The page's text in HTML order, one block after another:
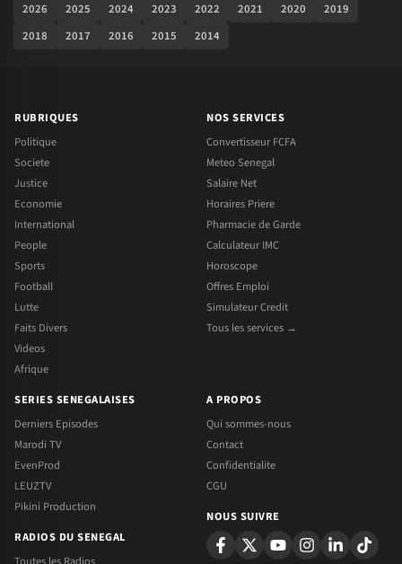
2026 2025 2024 2023 2022 2021 2020
2019
2018
2017 2016 2015 2014
RUBRIQUES
Politique
Societe
Justice
Economie
International
People
Sports
Football
Lutte
Faits Divers
Videos
Afrique
NOS SERVICES
Convertisseur FCFA
Meteo Senegal
Salaire Net
Horaires Priere
Pharmacie de Garde
Calculateur IMC
Horoscope
Offres Emploi
Simulateur Credit
Tous les services →
SERIES SENEGALAISES
Derniers Episodes
Marodi TV
EvenProd
LEUZTV
Pikini Production
RADIOS DU SENEGAL
A PROPOS
Qui sommes-nous
Contact
Confidentialite
CGU
NOUS SUIVRE